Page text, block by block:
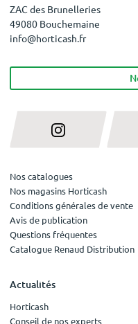
ZAC des Brunelleries
49080 Bouchemaine
info@horticash.fr
Nos catalogues
Nos magasins Horticash
Conditions générales de vente
Avis de publication
Questions fréquentes
Catalogue Renaud Distribution
Actualités
Horticash
Conseil de nos experts